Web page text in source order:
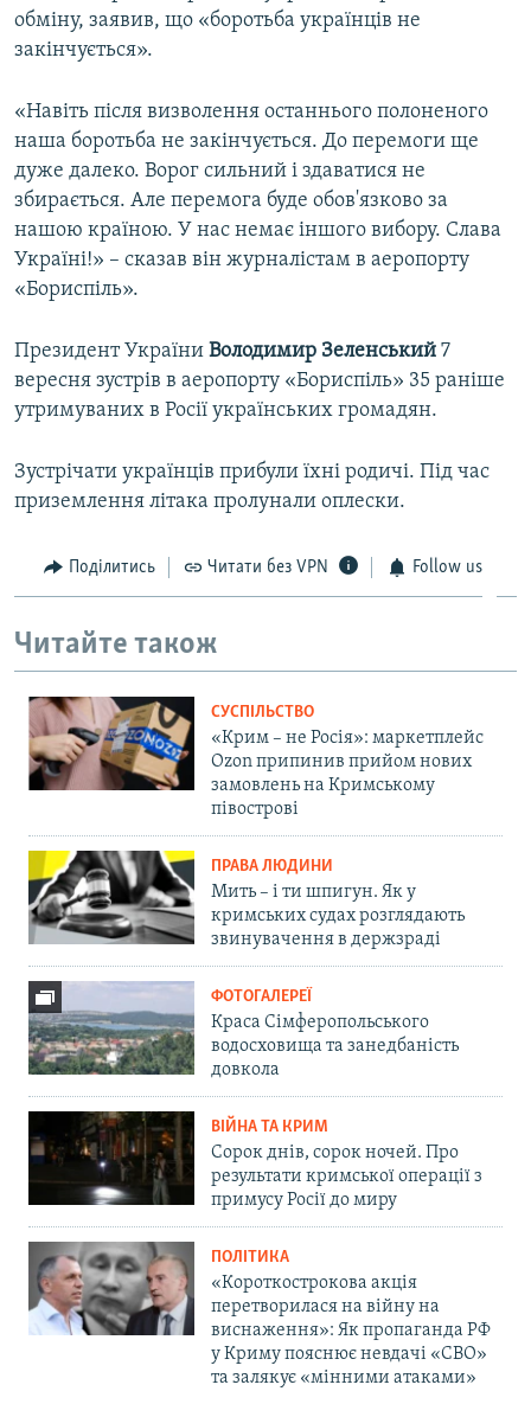
обміну, заявив, що «боротьба українців не
закінчується».
«Навіть після визволення останнього полоненого
наша боротьба не закінчується. До перемоги ще
дуже далеко. Ворог сильний і здаватися не
збирається. Але перемога буде обов'язково за
нашою країною. У нас немає іншого вибору. Слава
Україні!» – сказав він журналістам в аеропорту
«Бориспіль».
Президент України Володимир Зеленський 7
вересня зустрів в аеропорту «Бориспіль» 35 раніше
утримуваних в Росії українських громадян.
Зустрічати українців прибули їхні родичі. Під час
приземлення літака пролунали оплески.
Поділитись Читати без VPN Follow us
Читайте також
СУСПІЛЬСТВО
«Крим – не Росія»: маркетплейс
Ozon припинив прийом нових
замовлень на Кримському
півострові
ПРАВА ЛЮДИНИ
Мить – і ти шпигун. Як у
кримських судах розглядають
звинувачення в держзраді
ФОТОГАЛЕРЕЇ
Краса Сімферопольського
водосховища та занедбаність
довкола
ВІЙНА ТА КРИМ
Сорок днів, сорок ночей. Про
результати кримської операції з
примусу Росії до миру
ПОЛІТИКА
«Короткострокова акція
перетворилася на війну на
виснаження»: Як пропаганда РФ
у Криму пояснює невдачі «СВО»
та залякує «мінними атаками»